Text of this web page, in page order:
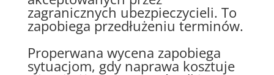
zagranicznych ubezpieczycieli. To
zapobiega przedłużeniu terminów.
Properwana wycena zapobiega
sytuacjom, gdy naprawa kosztuje